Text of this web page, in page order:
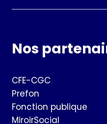
Nos
CFE-CGC
Prefon
Fonction publique
MiroirSocial